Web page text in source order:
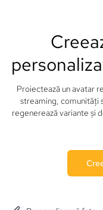
Proiectează un avatar
streaming, comunități
regenerează variante și